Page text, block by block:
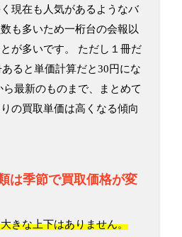
現在も人気があるようなバ
も多いため一桁台の会報以
が多いです。 ただし１冊だ
ると単価計算だと30円にな
最新のものまで、まとめて
の買取単価は高くなる傾向
は季節で買取価格が変
きな上下はありません。